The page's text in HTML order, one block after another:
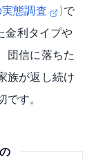
態調査 )で
金利タイプや
団信に落ちた
族が返し続け
す。